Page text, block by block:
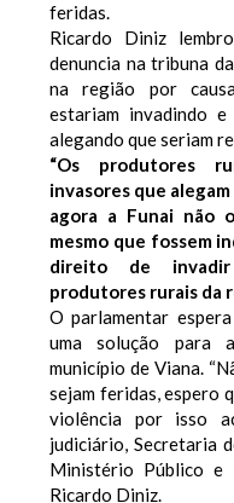
feridas.
Ricardo Diniz
denuncia na tribuna
na região por
estariam invadindo e
alegando que seriam
“Os produtores
invasores que
agora a Funai não
mesmo que fossem
direito de invadir
produtores rurais da
O parlamentar
uma solução para
município de Viana.
sejam feridas, espero
violência por isso
judiciário, Secretaria
Ministério Público e
Ricardo Diniz.